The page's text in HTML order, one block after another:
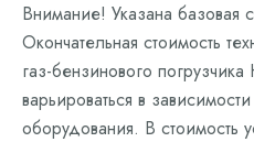
Внимание! Указана базовая
Окончательная стоимость
газ-бензинового
варьироваться в
оборудования. В стоимость